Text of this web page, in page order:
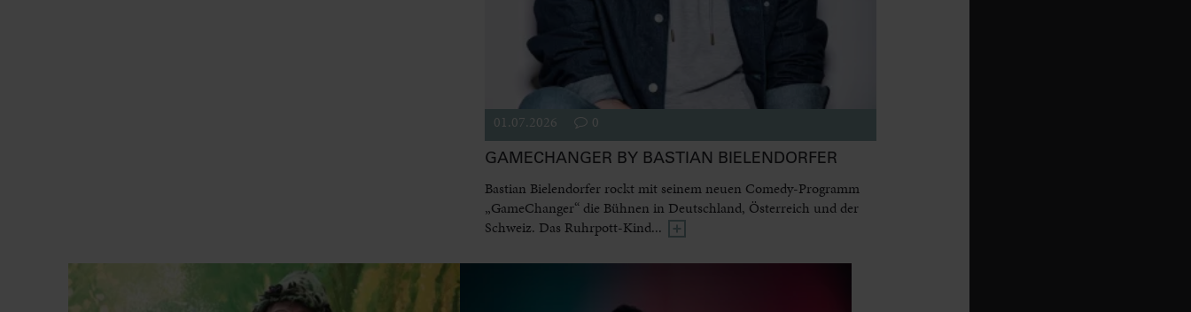
01.07.2026 0
GAMECHANGER BY BASTIAN BIELENDORFER
Bastian Bielendorfer rockt mit seinem neuen Comedy-Programm
„GameChanger“ die Bühnen in Deutschland, Österreich und der
Schweiz. Das Ruhrpott-Kind...